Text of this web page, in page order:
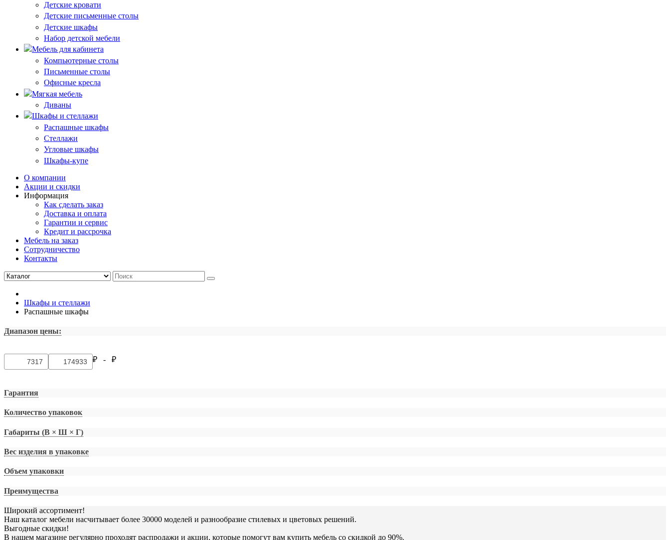
Детские кровати
Детские письменные столы
Детские шкафы
Набор детской мебели
Мебель для кабинета
Компьютерные столы
Письменные столы
Офисные кресла
Мягкая мебель
Диваны
Шкафы и стеллажи
Распашные шкафы
Стеллажи
Угловые шкафы
Шкафы-купе
О компании
Акции и скидки
Информация
Как сделать заказ
Доставка и оплата
Гарантии и сервис
Кредит и рассрочка
Мебель на заказ
Сотрудничество
Контакты
Шкафы и стеллажи
Распашные шкафы
Диапазон цены:
₽ - ₽
Гарантия
Количество упаковок
Габариты (В × Ш × Г)
Вес изделия в упаковке
Объем упаковки
Преимущества
Широкий ассортимент!
Наш каталог мебели насчитывает более 30000 моделей и разнообразие стилевых и цветовых решений.
Выгодные скидки!
В нашем магазине регулярно проходят распродажи и акции, которые помогут вам купить мебель со скидкой до 90%.